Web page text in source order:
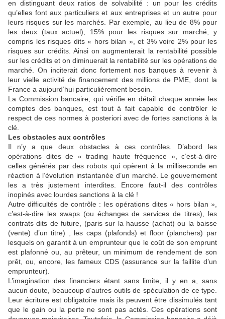
en distinguant deux ratios de solvabilité : un pour les crédits
qu’elles font aux particuliers et aux entreprises et un autre pour
leurs risques sur les marchés. Par exemple, au lieu de 8% pour
les deux (taux actuel), 15% pour les risques sur marché, y
compris les risques dits « hors bilan », et 3% voire 2% pour les
risques sur crédits. Ainsi on augmenterait la rentabilité possible
sur les crédits et on diminuerait la rentabilité sur les opérations de
marché. On inciterait donc fortement nos banques à revenir à
leur vielle activité de financement des millions de PME, dont la
France a aujourd’hui particulièrement besoin.
La Commission bancaire, qui vérifie en détail chaque année les
comptes des banques, est tout à fait capable de contrôler le
respect de ces normes à posteriori avec de fortes sanctions à la
clé.
Les obstacles aux contrôles
Il n’y a que deux obstacles à ces contrôles. D’abord les
opérations dites de « trading haute fréquence », c’est-à-dire
celles générés par des robots qui opèrent à la milliseconde en
réaction à l’évolution instantanée d’un marché. Le gouvernement
les a très justement interdites. Encore faut-il des contrôles
inopinés avec lourdes sanctions à la clé !
Autre difficultés de contrôle : les opérations dites « hors bilan »,
c’est-à-dire les swaps (ou échanges de services de titres), les
contrats dits de future, (paris sur la hausse (achat) ou la baisse
(vente) d’un titre) , les caps (plafonds) et floor (planchers) par
lesquels on garantit à un emprunteur que le coût de son emprunt
est plafonné ou, au prêteur, un minimum de rendement de son
prêt, ou, encore, les fameux CDS (assurance sur la faillite d’un
emprunteur).
L’imagination des financiers étant sans limite, il y en a, sans
aucun doute, beaucoup d’autres outils de spéculation de ce type.
Leur écriture est obligatoire mais ils peuvent être dissimulés tant
que le gain ou la perte ne sont pas actés. Ces opérations sont